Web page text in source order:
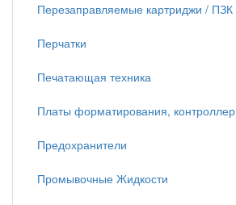
Перезаправляемые картриджи / ПЗК
Перчатки
Печатающая техника
Платы форматирования, контроллер
Предохранители
Промывочные Жидкости